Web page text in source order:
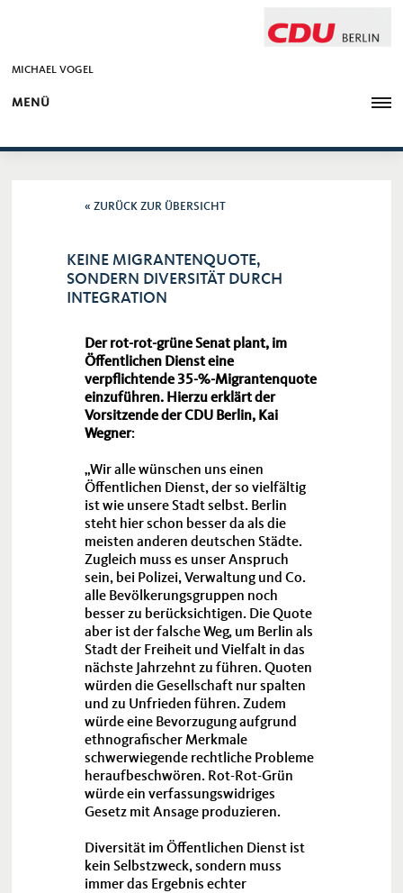
MICHAEL VOGEL
MENÜ
« ZURÜCK ZUR ÜBERSICHT
KEINE MIGRANTENQUOTE,
SONDERN DIVERSITÄT DURCH
INTEGRATION
Der rot-rot-grüne Senat plant, im
Öffentlichen Dienst eine
verpflichtende 35-%-Migrantenquote
einzuführen. Hierzu erklärt der
Vorsitzende der CDU Berlin, Kai
Wegner:
Wir alle wünschen uns einen
Öffentlichen Dienst, der so vielfältig
ist wie unsere Stadt selbst. Berlin
steht hier schon besser da als die
meisten anderen deutschen Städte.
Zugleich muss es unser Anspruch
sein, bei Polizei, Verwaltung und Co.
alle Bevölkerungsgruppen noch
besser zu berücksichtigen. Die Quote
aber ist der falsche Weg, um Berlin als
Stadt der Freiheit und Vielfalt in das
nächste Jahrzehnt zu führen. Quoten
würden die Gesellschaft nur spalten
und zu Unfrieden führen. Zudem
würde eine Bevorzugung aufgrund
ethnografischer Merkmale
schwerwiegende rechtliche Probleme
heraufbeschwören. Rot-Rot-Grün
würde ein verfassungswidriges
Gesetz mit Ansage produzieren.
Diversität im Öffentlichen Dienst ist
kein Selbstzweck, sondern muss
immer das Ergebnis echter